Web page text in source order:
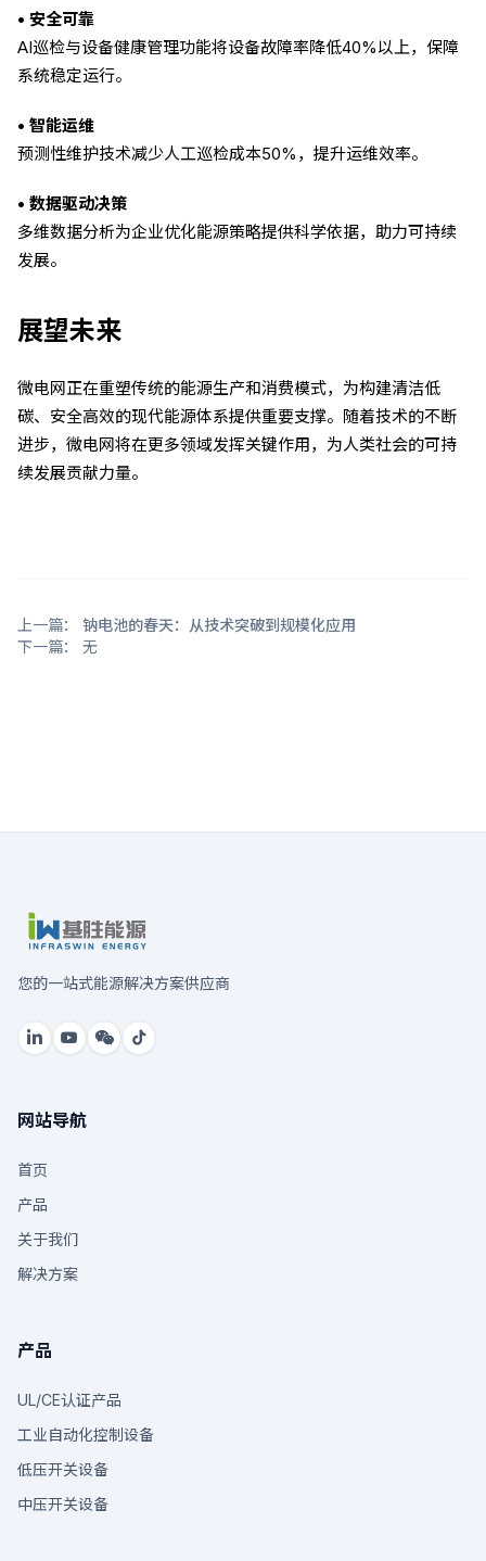
• 安全可靠
AI巡检与设备健康管理功能将设备故障率降低40%以上，保障
系统稳定运行。
• 智能运维
预测性维护技术减少人工巡检成本50%，提升运维效率。
• 数据驱动决策
多维数据分析为企业优化能源策略提供科学依据，助力可持续
发展。
展望未来
微电网正在重塑传统的能源生产和消费模式，为构建清洁低
碳、安全高效的现代能源体系提供重要支撑。随着技术的不断
进步，微电网将在更多领域发挥关键作用，为人类社会的可持
续发展贡献力量。
上一篇： 钠电池的春天：从技术突破到规模化应用
下一篇： 无
您的一站式能源解决方案供应商
网站导航
首页
产品
关于我们
解决方案
产品
UL/CE认证产品
工业自动化控制设备
低压开关设备
中压开关设备